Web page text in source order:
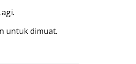
untuk dimuat.